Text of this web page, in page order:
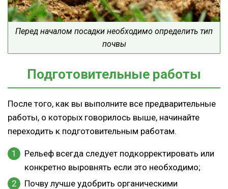
Перед началом посадки необходимо определить тип
почвы
Подготовительные работы
После того, как вы выполните все предварительные
работы, о которых говорилось выше, начинайте
переходить к подготовительным работам.
Рельеф всегда следует подкорректировать или
конкретно выровнять если это необходимо;
Почву лучше удобрить органическими